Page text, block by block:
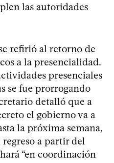
las autoridades
refirió al retorno de
a la presencialidad.
presenciales
se fue prorrogando
detalló que a
el gobierno va a
la próxima semana,
a partir del
“en coordinación